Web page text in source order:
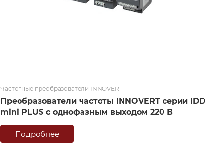
Частотные преобразователи INNOVERT
Преобразователи частоты INNOVERT серии IDD
mini PLUS с однофазным выходом 220 В
Подробнее